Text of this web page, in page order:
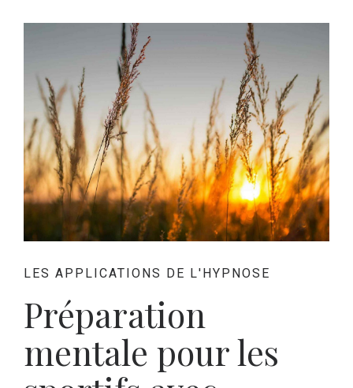
LES APPLICATIONS DE L'HYPNOSE
Préparation
mentale pour les